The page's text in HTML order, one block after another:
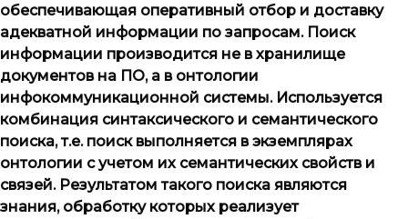
обеспечивающая оперативный отбор и доставку
адекватной информации по запросам. Поиск
информации производится не в хранилище
документов на ПО, а в онтологии
инфокоммуникационной системы. Используется
комбинация синтаксического и семантического
поиска, т.е. поиск выполняется в экземплярах
онтологии с учетом их семантических свойств и
связей. Результатом такого поиска являются
знания, обработку которых реализует